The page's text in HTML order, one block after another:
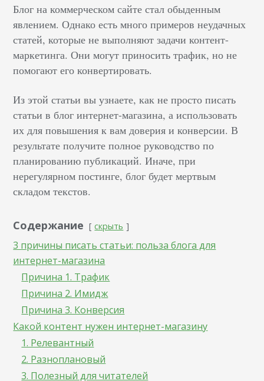
Блог на коммерческом сайте стал обыденным
явлением. Однако есть много примеров неудачных
статей, которые не выполняют задачи контент-
маркетинга. Они могут приносить трафик, но не
помогают его конвертировать.
Из этой статьи вы узнаете, как не просто писать
статьи в блог интернет-магазина, а использовать
их для повышения к вам доверия и конверсии. В
результате получите полное руководство по
планированию публикаций. Иначе, при
нерегулярном постинге, блог будет мертвым
складом текстов.
Содержание скрыть
3 причины писать статьи: польза блога для
интернет-магазина
Причина 1. Трафик
Причина 2. Имидж
Причина 3. Конверсия
Какой контент нужен интернет-магазину
1. Релевантный
2. Разноплановый
3. Полезный для читателей